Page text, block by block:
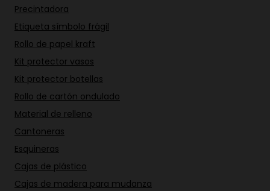
Precintadora
Etiqueta símbolo frágil
Rollo de papel kraft
Kit protector vasos
Kit protector botellas
Rollo de cartón ondulado
Material de relleno
Cantoneras
Esquineras
Cajas de plástico
Cajas de madera para mudanza